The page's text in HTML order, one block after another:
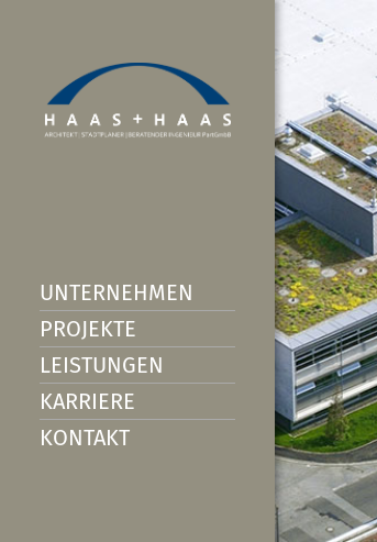
UNTERNEHMEN
PROJEKTE
LEISTUNGEN
KARRIERE
KONTAKT